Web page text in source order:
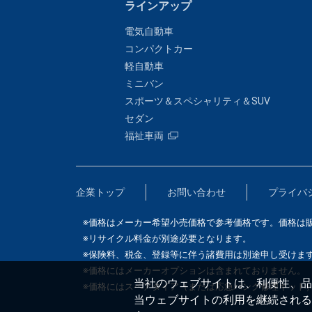
当社のウェブサイトは、利便性、
当ウェブサイトの利用を継続される
ラインアップ
電気自動車
コンパクトカー
軽自動車
ミニバン
スポーツ＆スペシャリティ＆SUV
セダン
福祉車両
企業トップ お問い合わせ プライバ
※価格はメーカー希望小売価格で参考価格です。価格は
※リサイクル料金が別途必要となります。
※保険料、税金、登録等に伴う諸費用は別途申し受けます
※価格にはメーカーオプションは含まれておりません。
※価格にはスペアタイア（または応急パンク修理キット